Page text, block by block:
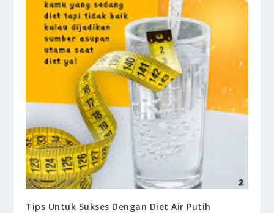
Tips Untuk Sukses Dengan Diet Air Putih